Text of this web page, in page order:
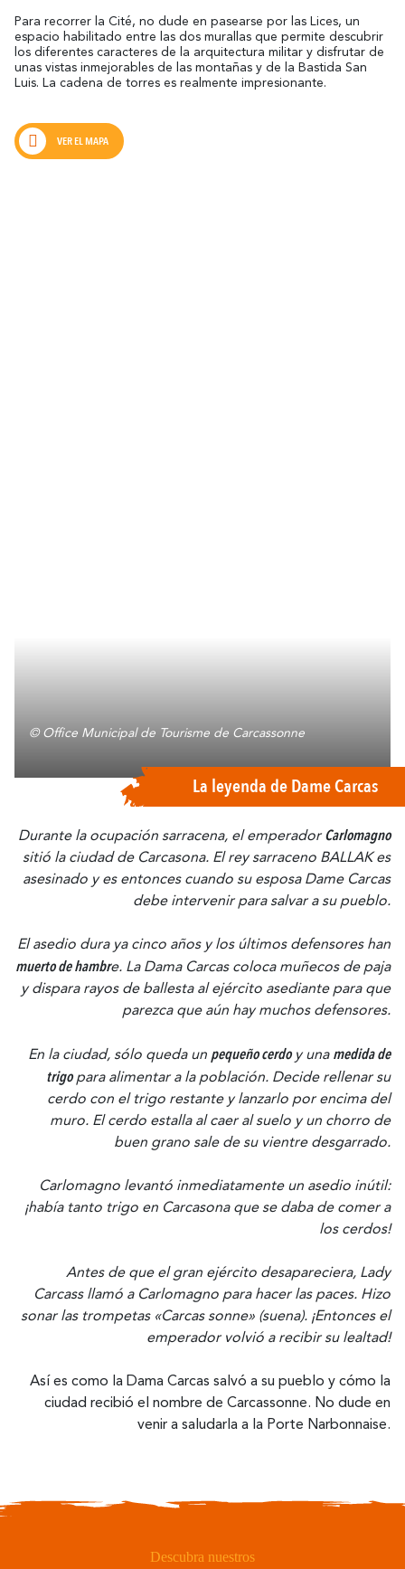
Para recorrer la Cité, no dude en pasearse por las Lices, un
espacio habilitado entre las dos murallas que permite descubrir
los diferentes caracteres de la arquitectura militar y disfrutar de
unas vistas inmejorables de las montañas y de la Bastida San
Luis. La cadena de torres es realmente impresionante.
VER EL MAPA
© Office Municipal de Tourisme de Carcassonne
La leyenda de Dame Carcas
Durante la ocupación sarracena, el emperadorCarlomagno
sitió la ciudad de Carcasona. El rey sarraceno BALLAK es
asesinado y es entonces cuando su esposa Dame Carcas
debe intervenir para salvar a su pueblo.
El asedio dura ya cinco años y los últimos defensores han
muerto de hambre. La Dama Carcas coloca muñecos de paja
y dispara rayos de ballesta al ejército asediante para que
parezca que aún hay muchos defensores.
En la ciudad, sólo queda un pequeño cerdoy una medida de
trigopara alimentar a la población. Decide rellenar su
cerdo con el trigo restante y lanzarlo por encima del
muro. El cerdo estalla al caer al suelo y un chorro de
buen grano sale de su vientre desgarrado.
Carlomagno levantó inmediatamente un asedio inútil:
¡había tanto trigo en Carcasona que se daba de comer a
los cerdos!
Antes de que el gran ejército desapareciera, Lady
Carcass llamó a Carlomagno para hacer las paces. Hizo
sonar las trompetas «Carcas sonne» (suena). ¡Entonces el
emperador volvió a recibir su lealtad!
Así es como la Dama Carcas salvó a su pueblo y cómo la
ciudad recibió el nombre de Carcassonne. No dude en
venir a saludarla a la Porte Narbonnaise.
Descubra nuestros